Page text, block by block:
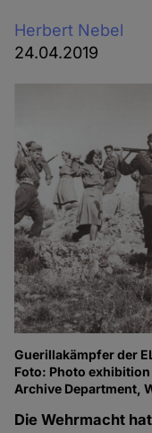
Herbert Nebel
24.04.2019
Guerillakämpfer der
Foto: Photo
Archive Department,
Die Wehrmacht